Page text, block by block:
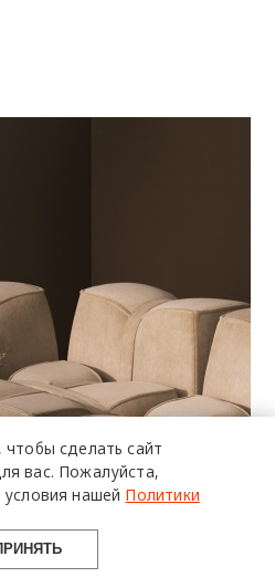
более 20 тысяч
специалистов читают
про дизайн
и архитектуру
в Telegram канале
Design Mate
чтобы сделать сайт
вас. Пожалуйста,
нашей Политики